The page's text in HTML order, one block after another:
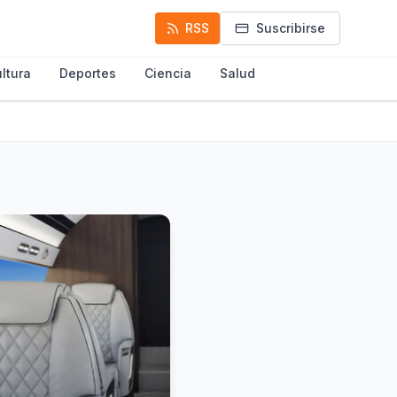
RSS Suscribirse
Deportes Ciencia Salud